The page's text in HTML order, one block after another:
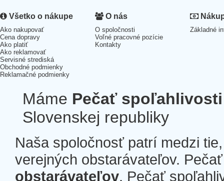
Všetko o nákupe
Ako nakupovať
Cena dopravy
Ako platiť
Ako reklamovať
Servisné strediská
Obchodné podmienky
Reklamačné podmienky
O nás
O spoločnosti
Voľné pracovné pozície
Kontakty
Základné
Máme Pečať spoľahlivosti
Slovenskej republiky
Naša spoločnosť patrí medzi
verejných obstarávateľov.
obstarávateľov. Pečať